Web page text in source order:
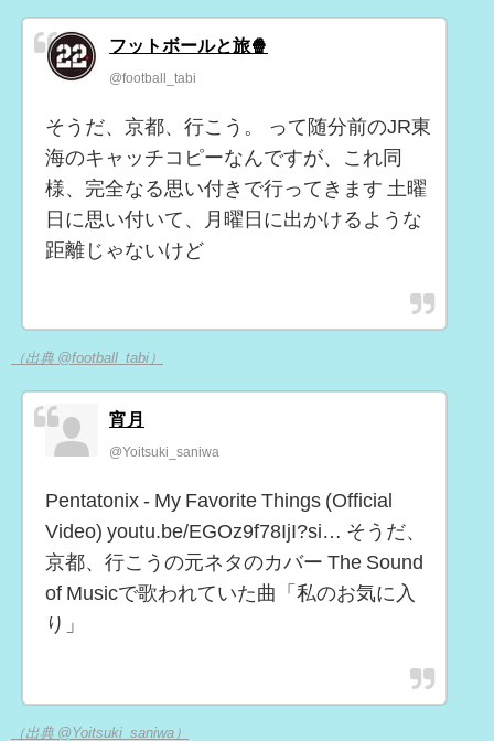
フットボールと旅🍿
@football_tabi
そうだ、京都、行こう。 って随分前のJR東
海のキャッチコピーなんですが、これ同
様、完全なる思い付きで行ってきます 土曜
日に思い付いて、月曜日に出かけるような
距離じゃないけど
（出典 @football_tabi）
宵月
@Yoitsuki_saniwa
Pentatonix - My Favorite Things (Official
Video) youtu.be/EGOz9f78IjI?si… そうだ、
京都、行こうの元ネタのカバー The Sound
of Musicで歌われていた曲「私のお気に入
り」
（出典 @Yoitsuki_saniwa）